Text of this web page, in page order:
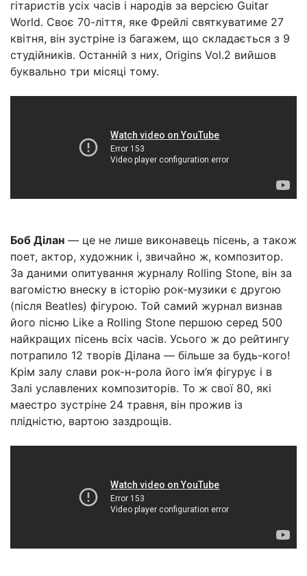
гітаристів усіх часів і народів за версією Guitar
World. Своє 70-ліття, яке Фрейлі святкуватиме 27
квітня, він зустріне із багажем, що складається з 9
студійників. Останній з них, Origins Vol.2 вийшов
буквально три місяці тому.
Боб Ділан — це не лише виконавець пісень, а також
поет, актор, художник і, звичайно ж, композитор.
За даними опитування журналу Rolling Stone, він за
вагомістю внеску в історію рок-музики є другою
(після Beatles) фігурою. Той самий журнал визнав
його пісню Like a Rolling Stone першою серед 500
найкращих пісень всіх часів. Усього ж до рейтингу
потрапило 12 творів Ділана — більше за будь-кого!
Крім залу слави рок-н-рола його ім’я фігурує і в
Залі уславлених композиторів. То ж свої 80, які
маестро зустріне 24 травня, він прожив із
плідністю, вартою заздрощів.